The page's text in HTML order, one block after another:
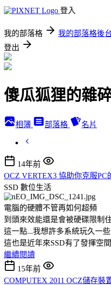
登入
我的部落格 我的部落格後
登出
傻瓜狐狸的雜
相簿 部落格 名片
14年前
OCZ VERTEX3 協助你克服PC
SSD 數位生活
電腦的硬體不管再如何超頻
到頭來效能還是會被硬碟限制
這一點...我想許多系統玩久一
這也是近年來SSD有了發揮空
繼續閱讀
15年前
COMPUTEX 2011 OCZ儲存裝